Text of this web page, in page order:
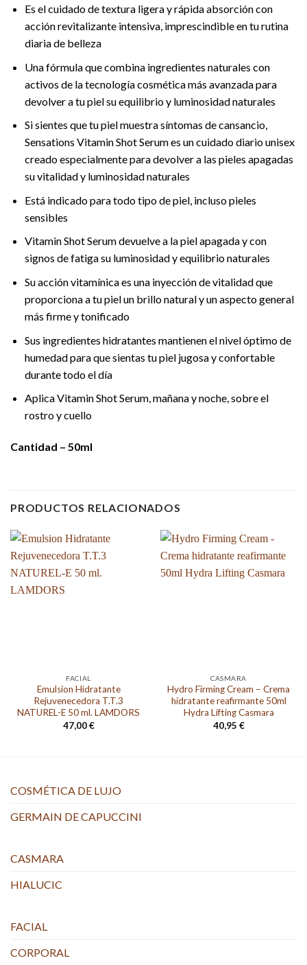
Es el cuidado de textura ligera y rápida absorción con
acción revitalizante intensiva, imprescindible en tu rutina
diaria de belleza
Una fórmula que combina ingredientes naturales con
activos de la tecnología cosmética más avanzada para
devolver a tu piel su equilibrio y luminosidad naturales
Si sientes que tu piel muestra síntomas de cansancio,
Sensations Vitamin Shot Serum es un cuidado diario unisex
creado especialmente para devolver a las pieles apagadas
su vitalidad y luminosidad naturales
Está indicado para todo tipo de piel, incluso pieles
sensibles
Vitamin Shot Serum devuelve a la piel apagada y con
signos de fatiga su luminosidad y equilibrio naturales
Su acción vitamínica es una inyección de vitalidad que
proporciona a tu piel un brillo natural y un aspecto general
más firme y tonificado
Sus ingredientes hidratantes mantienen el nivel óptimo de
humedad para que sientas tu piel jugosa y confortable
durante todo el día
Aplica Vitamin Shot Serum, mañana y noche, sobre el
rostro y cuello
Cantidad – 50ml
PRODUCTOS RELACIONADOS
FACIAL
Emulsion Hidratante
Rejuvenecedora T.T.3
NATUREL-E 50 ml. LAMDORS
47,00€
CASMARA
Hydro Firming Cream – Crema
hidratante reafirmante 50ml
Hydra Lifting Casmara
40,95 €
COSMÉTICA DE LUJO
GERMAIN DE CAPUCCINI
CASMARA
HIALUCIC
FACIAL
CORPORAL